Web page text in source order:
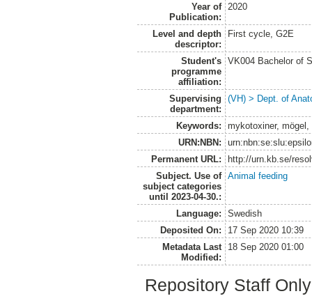
Year of
Publication:
2020
Level and depth
descriptor:
First cycle, G2E
Student's
programme
affiliation:
VK004 Bachelor of
Supervising
department:
(VH) > Dept. of
Keywords:
mykotoxiner,
URN:NBN:
Permanent URL:
http://urn.kb.se/
Subject. Use of
subject categories
until 2023-04-30.:
Animal feeding
Language:
Swedish
Deposited On:
17 Sep 2020 10:39
Metadata Last
Modified:
18 Sep 2020 01:00
Repository Staff